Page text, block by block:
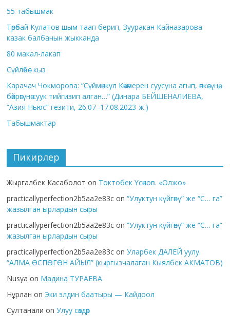
55 табышмак
Төрөбай Кулатов шым таап берип, Зууракан Кайназарова
казак балбанын жыкканда
80 макал-лакап
Сүйлөбөс кыз
Карачач Чокморова: “Сүймөнкул Көкөмерен суусуна агып, өпкөсүнө,
бөйрөгүнө суук тийгизип алган…” (Динара БЕЙШЕНАЛИЕВА,
“Азия Ньюс” гезити, 26.07–17.08.2023-ж.)
Табышмактар
Пикирлер
Жыргалбек Касаболот on Токтобек Үсөнов. «Олжо»
practicallyperfection2b5aa2e83c on“Улуктун күйгөнү” же “С… га”
жазылган ырлардын сыры
practicallyperfection2b5aa2e83c on“Улуктун күйгөнү” же “С… га”
жазылган ырлардын сыры
practicallyperfection2b5aa2e83c onУларбек ДАЛЕЙ уулу.
“АЛМА ӨСПӨГӨН АЙЫЛ” (кыргызчалаган Кыялбек АКМАТОВ)
Nusya on Мадина ТУРАЕВА
Нұрлан on Эки элдин баатыры — Кайдоол
Султанали onУлуу сөздөр